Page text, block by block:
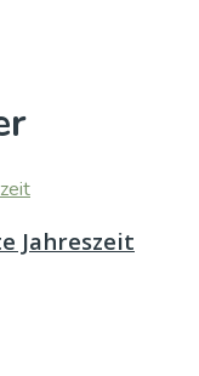
Jahreszeit